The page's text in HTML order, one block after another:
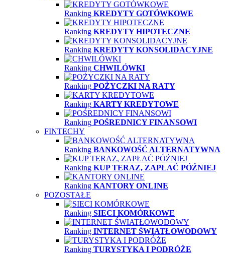
Ranking KREDYTY GOTÓWKOWE
Ranking KREDYTY HIPOTECZNE
Ranking KREDYTY KONSOLIDACYJNE
Ranking CHWILÓWKI
Ranking POŻYCZKI NA RATY
Ranking KARTY KREDYTOWE
Ranking POŚREDNICY FINANSOWI
FINTECHY
Ranking BANKOWOŚĆ ALTERNATYWNA
Ranking KUP TERAZ, ZAPŁAĆ PÓŹNIEJ
Ranking KANTORY ONLINE
POZOSTAŁE
Ranking SIECI KOMÓRKOWE
Ranking INTERNET ŚWIATŁOWODOWY
Ranking TURYSTYKA I PODRÓŻE